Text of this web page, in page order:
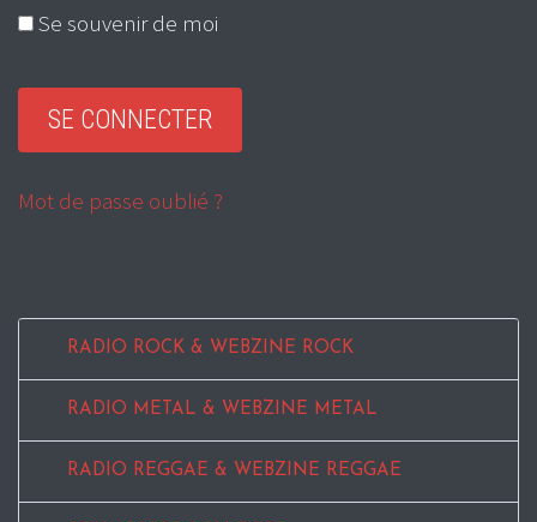
Se souvenir de moi
Mot de passe oublié ?
RADIO ROCK & WEBZINE ROCK
RADIO METAL & WEBZINE METAL
RADIO REGGAE & WEBZINE REGGAE